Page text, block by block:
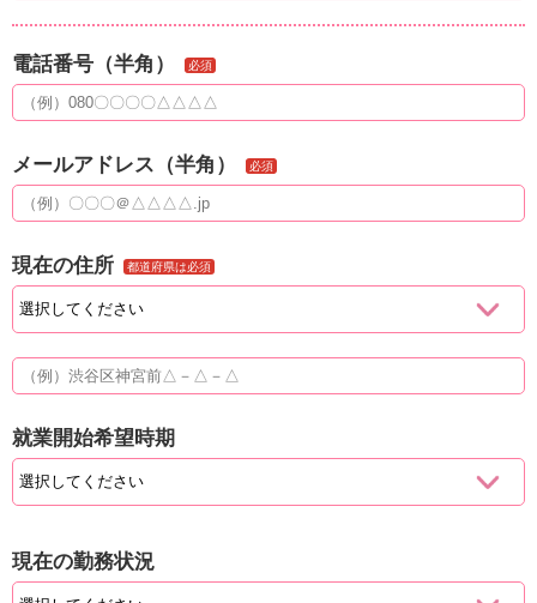
電話番号（半角） 必須
メールアドレス（半角） 必須
現在の住所 都道府県は必須
就業開始希望時期
現在の勤務状況